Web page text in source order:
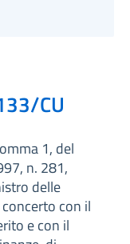
CU
1, del
n. 281,
delle
con il
e con il